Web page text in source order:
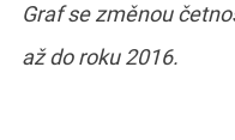
Graf se změnou
až do roku 2016.